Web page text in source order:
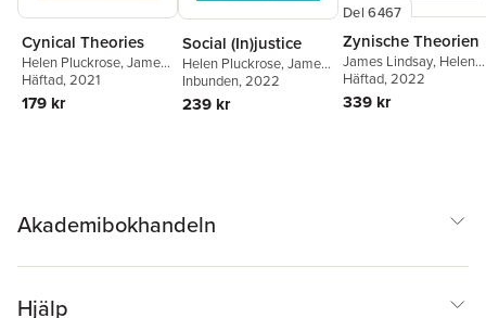
Cynical Theories
Helen Pluckrose, James
Lindsay
Häftad, 2021
179 kr
Social (In)justice
Helen Pluckrose,James
Lindsay
Inbunden, 2022
239 kr
Del 6467
Zynische Theorien
James Lindsay, Helen
Pluckrose
Häftad, 2022
339 kr
Akademibokhandeln
Hjälp